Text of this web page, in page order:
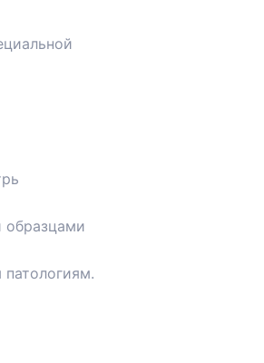
образцами